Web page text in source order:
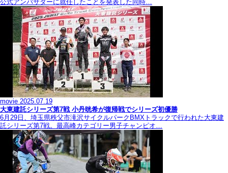
公式アンバサダーに就任したことを発表した同時…
movie 2025.07.19
大東建託シリーズ第7戦 ⼩丹晄希が復帰戦でシリーズ初優勝
6月29日、埼玉県秩父市滝沢サイクルパークBMXトラックで行われた大東建
託シリーズ第7戦。最高峰カテゴリー男子チャンピオ…